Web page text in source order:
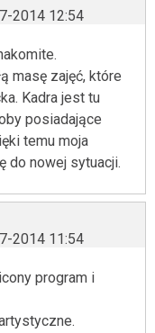
2014 12:54
masę zajęć, które
Kadra jest tu
posiadające
temu moja
do nowej sytuacji.
2014 11:54
program i